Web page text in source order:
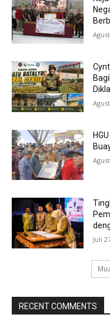
Juli
RECENT COMMENTS